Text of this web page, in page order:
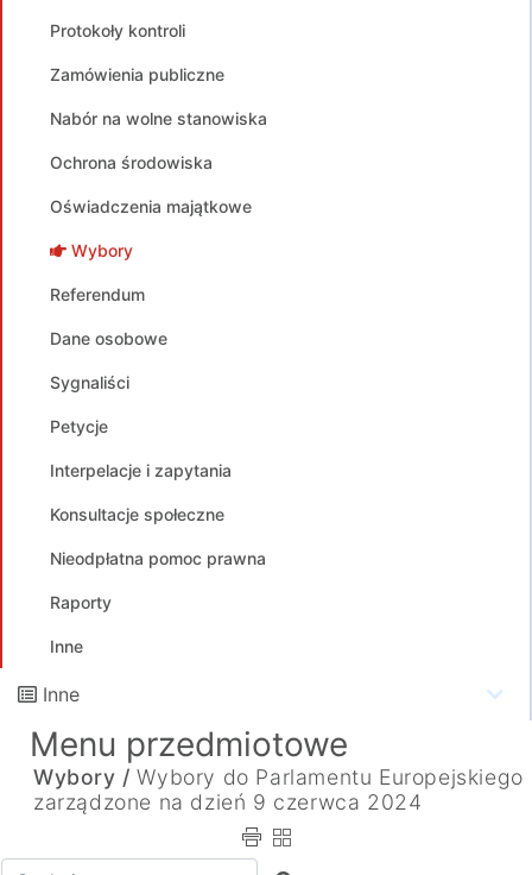
Protokoły kontroli
Zamówienia publiczne
Nabór na wolne stanowiska
Ochrona środowiska
Oświadczenia majątkowe
Wybory
Referendum
Dane osobowe
Sygnaliści
Petycje
Interpelacje i zapytania
Konsultacje społeczne
Nieodpłatna pomoc prawna
Raporty
Inne
Inne
Menu przedmiotowe
Wybory / Wybory do Parlamentu Europejskiego
zarządzone na dzień 9 czerwca 2024